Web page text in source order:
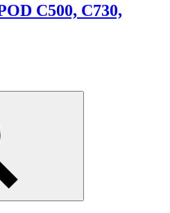
C500, C730,